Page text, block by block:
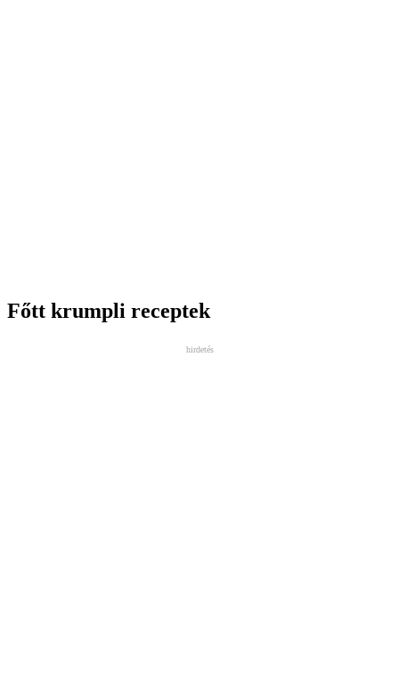
Főtt krumpli receptek
hirdetés